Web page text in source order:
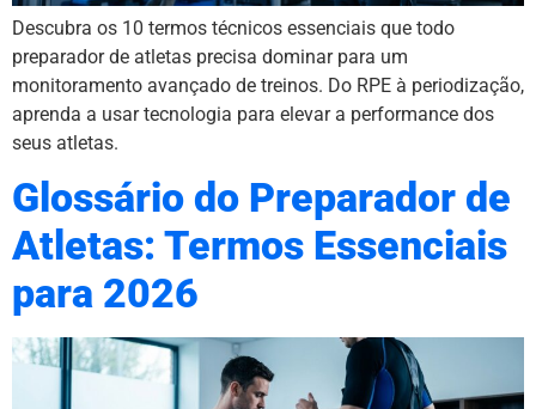
Descubra os 10 termos técnicos essenciais que todo
preparador de atletas precisa dominar para um
monitoramento avançado de treinos. Do RPE à periodização,
aprenda a usar tecnologia para elevar a performance dos
seus atletas.
Glossário do Preparador de
Atletas: Termos Essenciais
para 2026